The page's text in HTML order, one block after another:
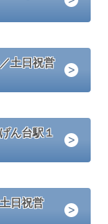
土日祝営
ん台駅１
日祝営